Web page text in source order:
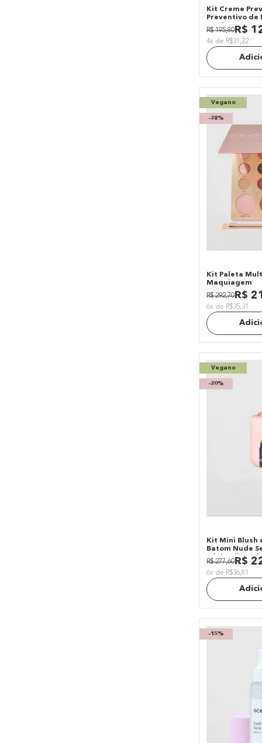
Kit Creme
Preventivo de
Produtos)
R$ 195,80 R$
4x de R$31,22
Vegano
-28%
Kit Paleta
Maquiagem
R$ 292,70 R$
6x de R$35,31
Vegano
-20%
Kit Mini Blush
Batom Nude
Mini Daily
R$ 277,60 R$
6x de R$36,81
-15%